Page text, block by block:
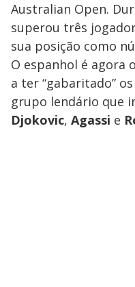
Australian Open.
superou três
sua posição como
O espanhol é agora
a ter “gabaritado”
grupo lendário que
Djokovic, Agassi e